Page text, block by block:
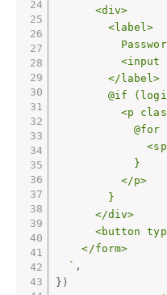
      <div>
        <label>
<input
        </label>
@if
<p
@for
            }
          </p>
        }
      </div>
<button
    </form>
  `
,
} )